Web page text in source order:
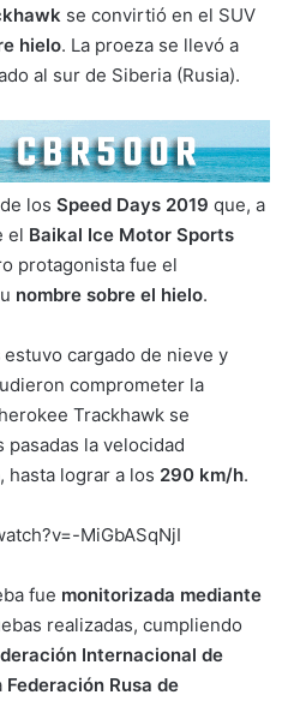
se convirtió en el SUV
hielo. La proeza se llevó a
al sur de Siberia (Rusia).
los Speed Days 2019 que, a
el Baikal Ice Motor Sports
protagonista fue el
nombre sobre el hielo.
estuvo cargado de nieve y
comprometer la
Trackhawk se
pasadas la velocidad
, hasta lograr a los 290 km/h.
MiGbASqNjI
fue monitorizada mediante
realizadas, cumpliendo
Internacional de
Federación Rusa de